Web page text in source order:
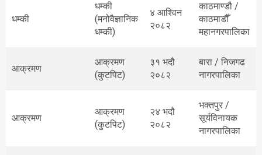
धम्की
धम्की
(मनोवैज्ञानिक
धम्की)
४ आश्विन
२०८२
काठमाण्डौ /
काठमाडौँ
महानगरपालिका
आक्रमण
आक्रमण
(कुटपिट)
३१ भदौ
२०८२
बारा / निजगढ
नागरपालिका
आक्रमण
आक्रमण
(कुटपिट)
२४ भदौ
२०८२
भक्तपुर /
सूर्यविनायक
नागरपालिका